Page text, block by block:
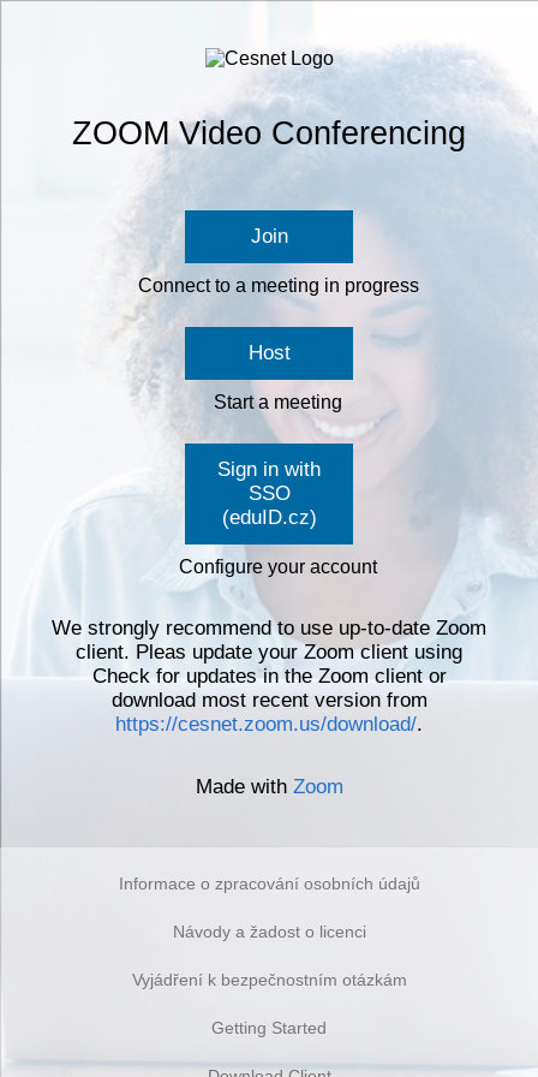
ZOOM Video Conferencing
Join
Connect to a meeting in progress
Host
Start a meeting
Sign in with
SSO
(eduID.cz)
Configure your account
We strongly recommend to use up-to-date Zoom
client. Pleas update your Zoom client using
Check for updates in the Zoom client or
download most recent version from
https://cesnet.zoom.us/download/.
Made with Zoom
Informace o zpracování osobních údajů
Návody a žadost o licenci
Vyjádření k bezpečnostním otázkám
Getting Started